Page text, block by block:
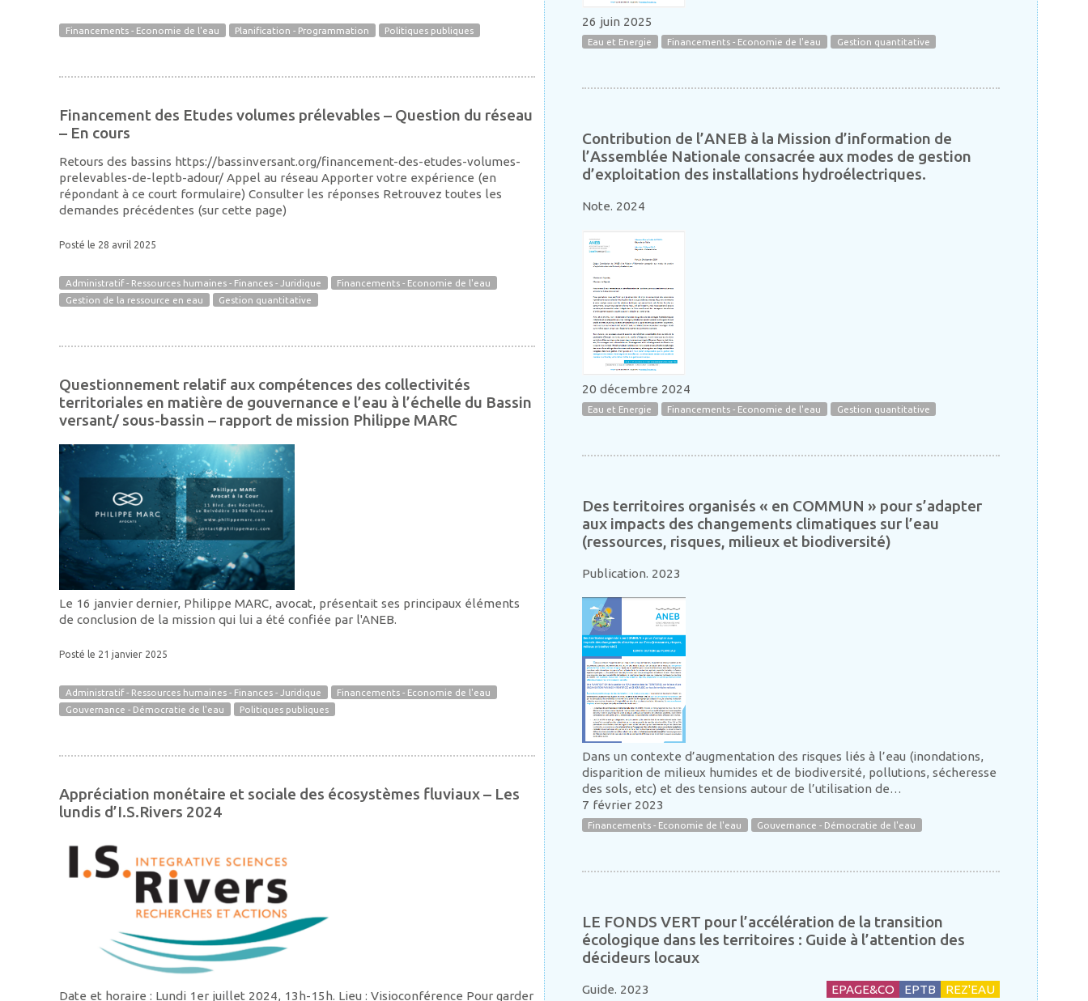
Financements - Economie de l'eau Planification - Programmation Politiques publiques
Financement des Etudes volumes prélevables – Question du réseau
– En cours
Retours des bassins https://bassinversant.org/financement-des-etudes-volumes-
prelevables-de-leptb-adour/ Appel au réseau Apporter votre expérience (en
répondant à ce court formulaire) Consulter les réponses Retrouvez toutes les
demandes précédentes (sur cette page)
Posté le 28 avril 2025
Administratif - Ressources humaines - Finances - Juridique
Financements - Economie de l'eau
Gestion de la ressource en eau
Gestion quantitative
Questionnement relatif aux compétences des collectivités
territoriales en matière de gouvernance e l’eau à l’échelle du Bassin
versant/ sous-bassin – rapport de mission Philippe MARC
Le 16 janvier dernier, Philippe MARC, avocat, présentait ses principaux éléments
de conclusion de la mission qui lui a été confiée par l'ANEB.
Posté le 21 janvier 2025
Administratif - Ressources humaines - Finances - Juridique
Financements - Economie de l'eau
Gouvernance - Démocratie de l'eau
Politiques publiques
Appréciation monétaire et sociale des écosystèmes fluviaux – Les
lundis d’I.S.Rivers 2024
Date et horaire : Lundi 1er juillet 2024, 13h-15h. Lieu : Visioconférence Pour garder
26 juin 2025
Eau et Energie Financements - Economie de l'eau Gestion quantitative
Contribution de l’ANEB à la Mission d’information de
l’Assemblée Nationale consacrée aux modes de gestion
d’exploitation des installations hydroélectriques.
Note. 2024
20 décembre 2024
Eau et Energie Financements - Economie de l'eau Gestion quantitative
Des territoires organisés « en COMMUN » pour s’adapter
aux impacts des changements climatiques sur l’eau
(ressources, risques, milieux et biodiversité)
Publication. 2023
Dans un contexte d’augmentation des risques liés à l’eau (inondations,
disparition de milieux humides et de biodiversité, pollutions, sécheresse
des sols, etc) et des tensions autour de l’utilisation de…
7 février 2023
Financements - Economie de l'eau Gouvernance - Démocratie de l'eau
LE FONDS VERT pour l’accélération de la transition
écologique dans les territoires : Guide à l’attention des
décideurs locaux
Guide. 2023 EPAGE&CO EPTB REZ'EAU